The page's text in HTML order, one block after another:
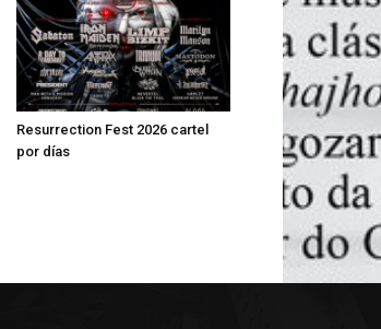
Resurrection Fest 2026 cartel
por días